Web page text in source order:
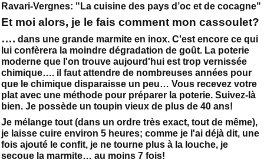
Ravari-Vergnes: "La cuisine des pays d’oc et de cocagne"
Et moi alors, je le fais comment mon cassoulet?
…. dans une grande marmite en inox. C'est encore ce qui
lui confèrera la moindre dégradation de goût. La poterie
moderne que l'on trouve aujourd'hui est trop vernissée
chimique…. il faut attendre de nombreuses années pour
que le chimique disparaisse un peu… Vous recevez votre
plat avec une méthode pour préparer la poterie. Suivez-là
bien. Je possède un toupin vieux de plus de 40 ans!
Je mélange tout (dans un ordre très exact, tout de même),
je laisse cuire environ 5 heures; comme je l'ai déjà dit, une
fois ajouté le confit, je ne tourne plus à la louche, je
secoue la marmite… au moins 7 fois!